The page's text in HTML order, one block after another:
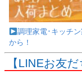
調理家電･キッチ
から！
【LINEお友